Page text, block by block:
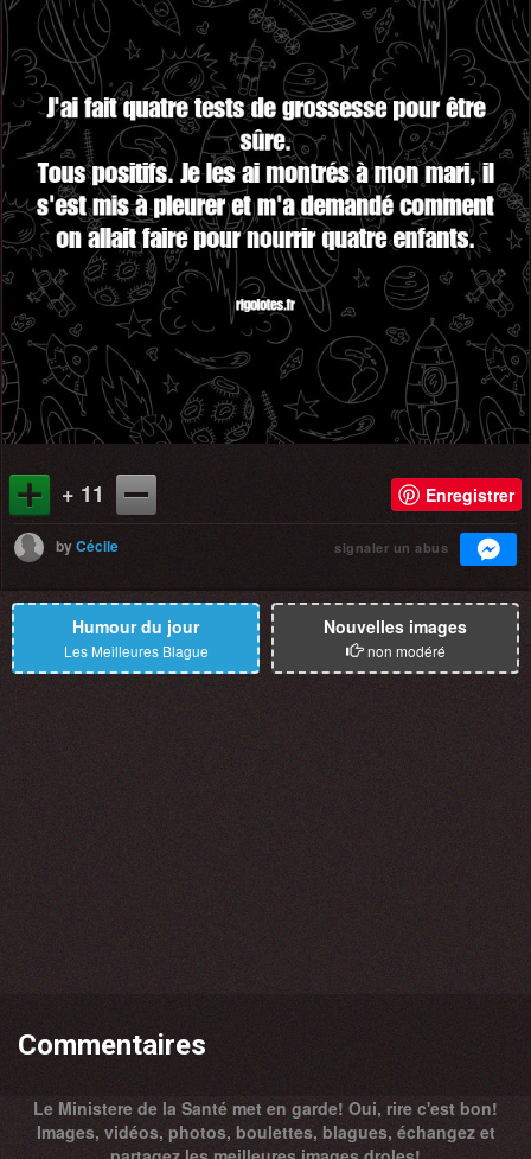
+ 11 Enregistrer
byCécile signaler un abus
Humour du jour
Les Meilleures Blague
Nouvelles images
non modéré
Commentaires
Le Ministere de la Santé met en garde! Oui, rire c'est bon!
Images, vidéos, photos, boulettes, blagues, échangez et